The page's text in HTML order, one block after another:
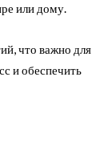
или дому.
что важно для
и обеспечить